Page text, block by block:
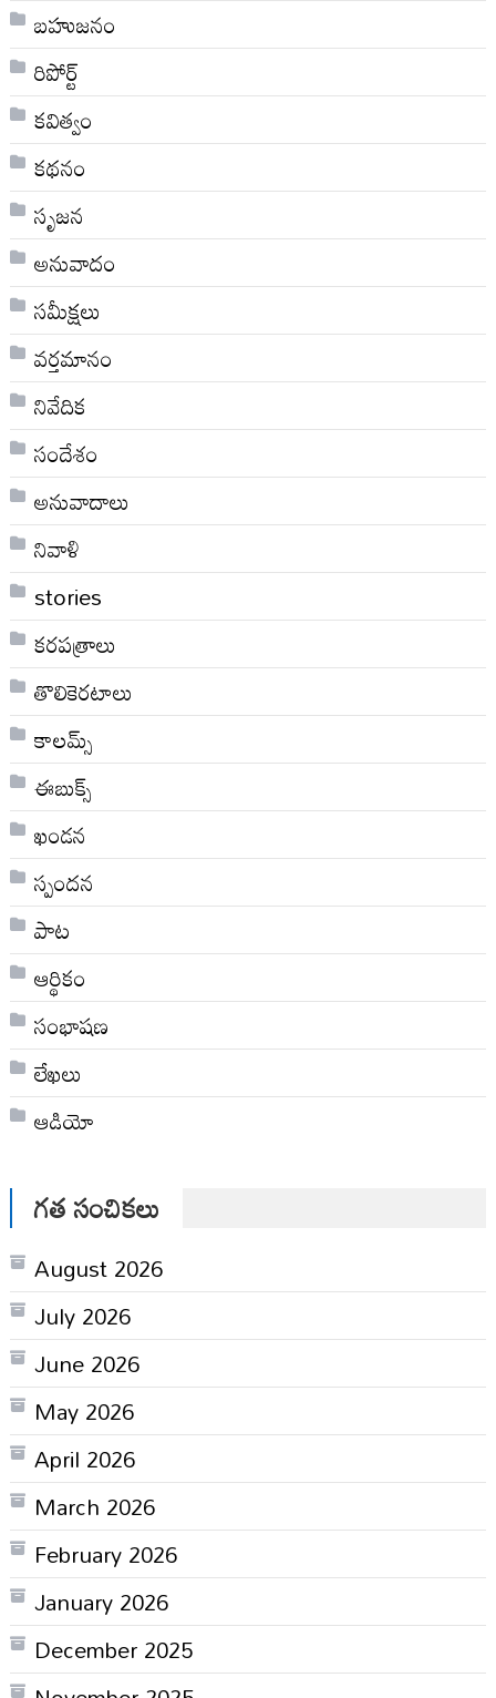
బహుజనం
రిపోర్ట్
కవిత్వం
కథనం
సృజన
అనువాదం
సమీక్షలు
వర్తమానం
నివేదిక
సందేశం
అనువాదాలు
నివాళి
stories
కరపత్రాలు
తొలికెరటాలు
కాలమ్స్
ఈబుక్స్
ఖండన
స్పందన
పాట
ఆర్థికం
సంభాషణ
లేఖలు
ఆడియో
గత సంచికలు
August 2026
July 2026
June 2026
May 2026
April 2026
March 2026
February 2026
January 2026
December 2025